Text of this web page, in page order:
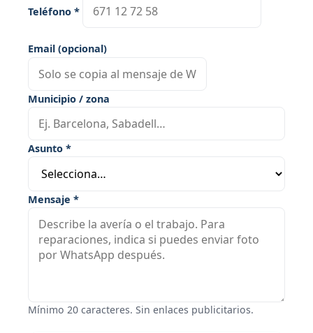
Teléfono *
Email (opcional)
Municipio / zona
Asunto *
Mensaje *
Mínimo 20 caracteres. Sin enlaces publicitarios.